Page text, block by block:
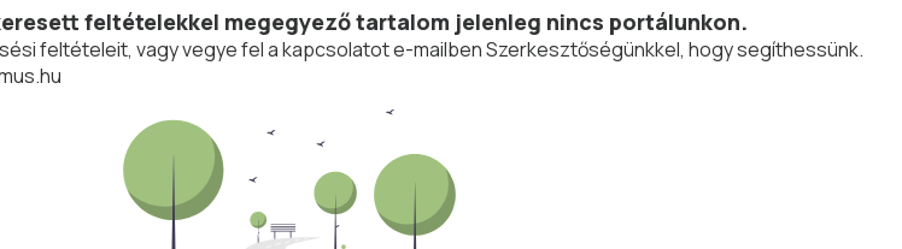
feltételekkel megegyező tartalom jelenleg nincs portálunkon.
feltételeit, vagy vegye fel a kapcsolatot e-mailben Szerkesztőségünkkel, hogy segíthessünk.